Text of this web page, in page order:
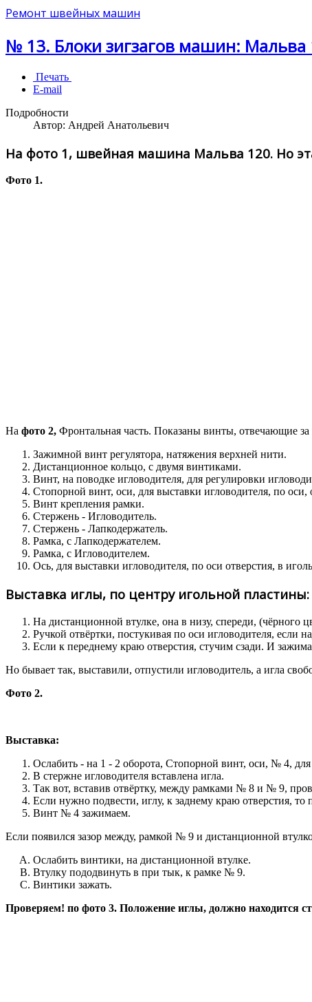
Ремонт швейных машин
№ 13. Блоки зигзагов машин: Мальва
Печать
E-mail
Подробности
Автор: Андрей Анатольевич
На фото 1, швейная машина Мальва 120. Но
Фото 1.
На фото 2, Фронтальная часть. Показаны винты, отвечающие
Зажимной винт регулятора, натяжения верхней нити.
Дистанционное кольцо, с двумя винтиками.
Винт, на поводке игловодителя, для регулировки
Стопорной винт, оси, для выставки игловодителя, по оси,
Винт крепления рамки.
Стержень - Игловодитель.
Стержень - Лапкодержатель.
Рамка, с Лапкодержателем.
Рамка, с Игловодителем.
Ось, для выставки игловодителя, по оси отверстия, в
Выставка иглы, по центру игольной пластины:
На дистанционной втулке, она в низу, спереди, (чёрного
Ручкой отвёртки, постукивая по оси игловодителя, если
Если к переднему краю отверстия, стучим сзади. И
Но бывает так, выставили, отпустили игловодитель, а игла
Фото 2.
Выставка:
Ослабить - на 1 - 2 оборота, Стопорной винт, оси, № 4,
В стержне игловодителя вставлена игла.
Так вот, вставив отвёртку, между рамками № 8 и № 9,
Если нужно подвести, иглу, к заднему краю отверстия,
Винт № 4 зажимаем.
Если появился зазор между, рамкой № 9 и дистанционной
Ослабить винтики, на дистанционной втулке.
Втулку пододвинуть в при тык, к рамке № 9.
Винтики зажать.
Проверяем! по фото 3. Положение иглы, должно находится